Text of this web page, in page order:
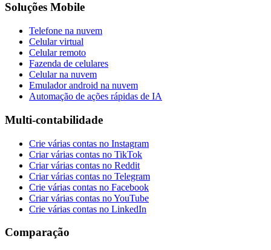
Soluções Mobile
Telefone na nuvem
Celular virtual
Celular remoto
Fazenda de celulares
Celular na nuvem
Emulador android na nuvem
Automação de ações rápidas de IA
Multi-contabilidade
Crie várias contas no Instagram
Criar várias contas no TikTok
Criar várias contas no Reddit
Criar várias contas no Telegram
Crie várias contas no Facebook
Criar várias contas no YouTube
Crie várias contas no LinkedIn
Comparação